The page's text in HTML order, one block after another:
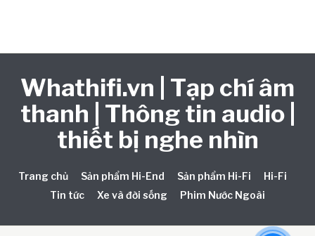
Whathifi.vn | Tạp chí âm
thanh | Thông tin audio |
thiết bị nghe nhìn
Trang chủ Sản phẩm Hi-End Sản phẩm Hi-Fi
Hi-Fi
Tin tức
Xe và đời sống Phim Nước Ngoài